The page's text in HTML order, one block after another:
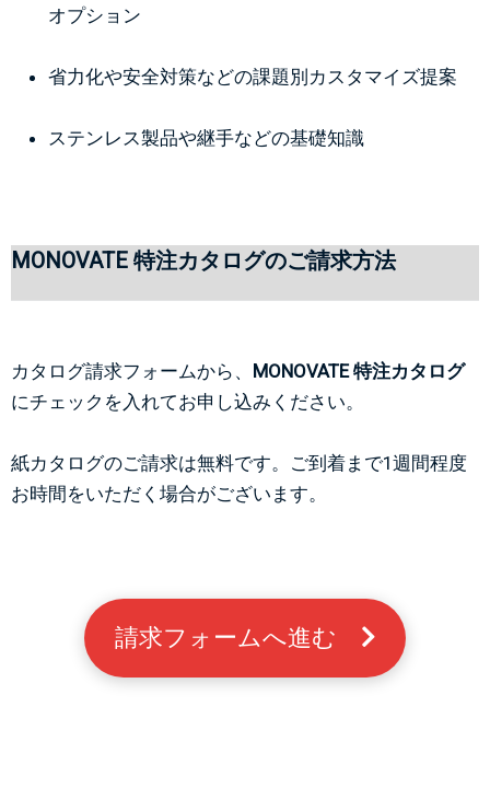
オプション
省力化や安全対策などの課題別カスタマイズ提案
ステンレス製品や継手などの基礎知識
MONOVATE 特注カタログのご請求方法
カタログ請求フォームから、 MONOVATE 特注カタログ
にチェックを入れてお申し込みください。
紙カタログのご請求は無料です。ご到着まで1週間程度
お時間をいただく場合がございます。
請求フォームへ進む